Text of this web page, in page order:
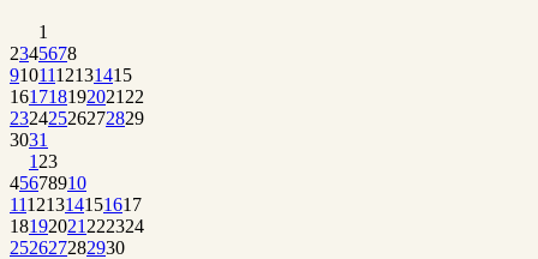
1
2345678
9101112131415
161718192021 22
23242526272829
3031
1 23
45678910
11121314151617
18192021 222324
252627282930